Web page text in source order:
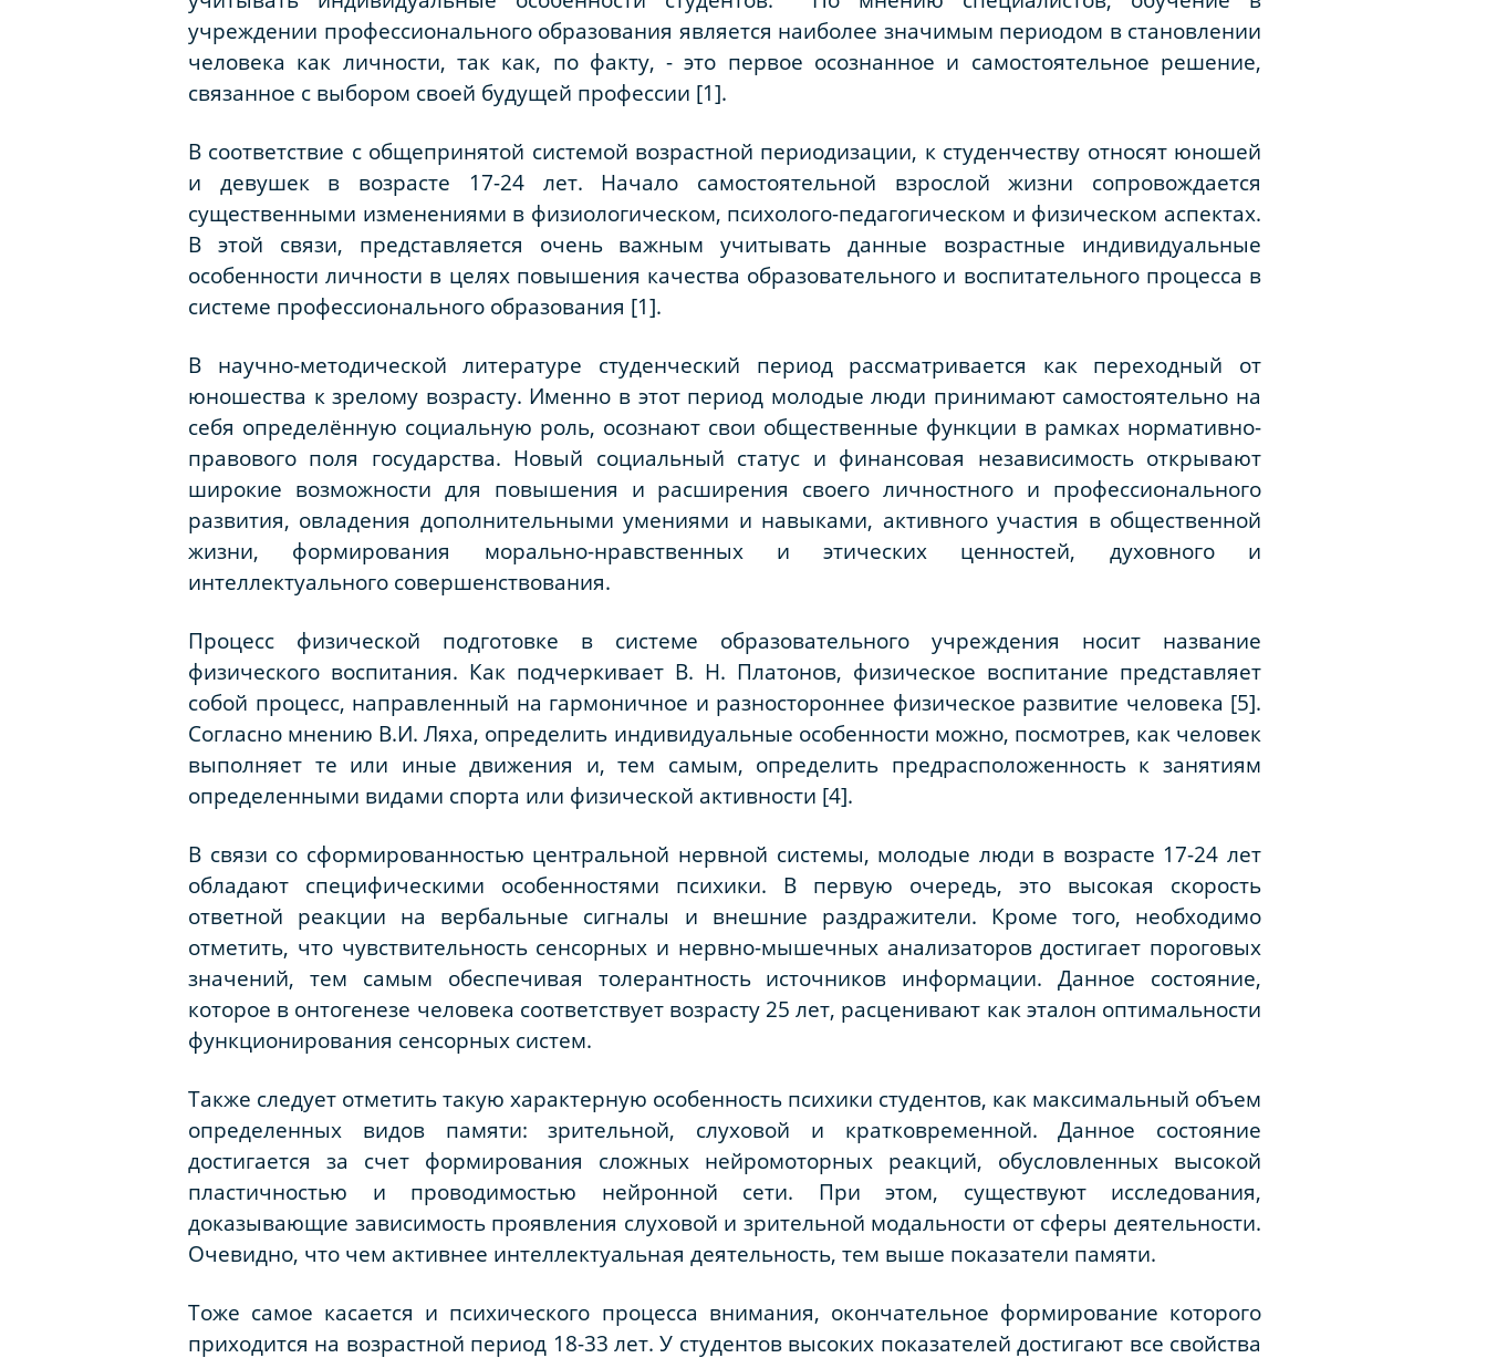
учреждении профессионального образования является наиболее значимым периодом в становлении
человека как личности, так как, по факту, - это первое осознанное и самостоятельное решение,
связанное с выбором своей будущей профессии [1].
В соответствие с общепринятой системой возрастной периодизации, к студенчеству относят юношей
и девушек в возрасте 17-24 лет. Начало самостоятельной взрослой жизни сопровождается
существенными изменениями в физиологическом, психолого-педагогическом и физическом аспектах.
В этой связи, представляется очень важным учитывать данные возрастные индивидуальные
особенности личности в целях повышения качества образовательного и воспитательного процесса в
системе профессионального образования [1].
В научно-методической литературе студенческий период рассматривается как переходный от
юношества к зрелому возрасту. Именно в этот период молодые люди принимают самостоятельно на
себя определённую социальную роль, осознают свои общественные функции в рамках нормативно-
правового поля государства. Новый социальный статус и финансовая независимость открывают
широкие возможности для повышения и расширения своего личностного и профессионального
развития, овладения дополнительными умениями и навыками, активного участия в общественной
жизни, формирования морально-нравственных и этических ценностей, духовного и
интеллектуального совершенствования.
Процесс физической подготовке в системе образовательного учреждения носит название
физического воспитания. Как подчеркивает В. Н. Платонов, физическое воспитание представляет
собой процесс, направленный на гармоничное и разностороннее физическое развитие человека [5].
Согласно мнению В.И. Ляха, определить индивидуальные особенности можно, посмотрев, как человек
выполняет те или иные движения и, тем самым, определить предрасположенность к занятиям
определенными видами спорта или физической активности [4].
В связи со сформированностью центральной нервной системы, молодые люди в возрасте 17-24 лет
обладают специфическими особенностями психики. В первую очередь, это высокая скорость
ответной реакции на вербальные сигналы и внешние раздражители. Кроме того, необходимо
отметить, что чувствительность сенсорных и нервно-мышечных анализаторов достигает пороговых
значений, тем самым обеспечивая толерантность источников информации. Данное состояние,
которое в онтогенезе человека соответствует возрасту 25 лет, расценивают как эталон оптимальности
функционирования сенсорных систем.
Также следует отметить такую характерную особенность психики студентов, как максимальный объем
определенных видов памяти: зрительной, слуховой и кратковременной. Данное состояние
достигается за счет формирования сложных нейромоторных реакций, обусловленных высокой
пластичностью и проводимостью нейронной сети. При этом, существуют исследования,
доказывающие зависимость проявления слуховой и зрительной модальности от сферы деятельности.
Очевидно, что чем активнее интеллектуальная деятельность, тем выше показатели памяти.
Тоже самое касается и психического процесса внимания, окончательное формирование которого
приходится на возрастной период 18-33 лет. У студентов высоких показателей достигают все свойства